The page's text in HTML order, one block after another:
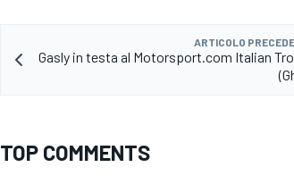
ARTICOLO
Gasly in testa al Motorsport.com Italian
TOP COMMENTS